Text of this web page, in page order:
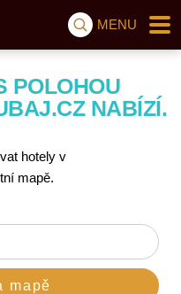
MENU
POLOHOU
NABÍZÍ.
hotely v
mapě.
mapě